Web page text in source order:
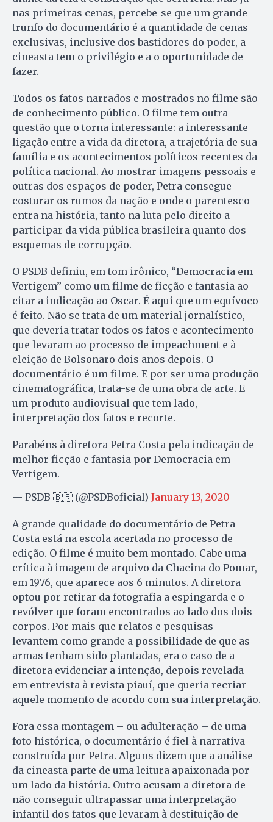
nas primeiras cenas, percebe-se que um grande
trunfo do documentário é a quantidade de cenas
exclusivas, inclusive dos bastidores do poder, a
cineasta tem o privilégio e a o oportunidade de
fazer.
Todos os fatos narrados e mostrados no filme são
de conhecimento público. O filme tem outra
questão que o torna interessante: a interessante
ligação entre a vida da diretora, a trajetória de sua
família e os acontecimentos políticos recentes da
política nacional. Ao mostrar imagens pessoais e
outras dos espaços de poder, Petra consegue
costurar os rumos da nação e onde o parentesco
entra na história, tanto na luta pelo direito a
participar da vida pública brasileira quanto dos
esquemas de corrupção.
O PSDB definiu, em tom irônico, “Democracia em
Vertigem” como um filme de ficção e fantasia ao
citar a indicação ao Oscar. É aqui que um equívoco
é feito. Não se trata de um material jornalístico,
que deveria tratar todos os fatos e acontecimento
que levaram ao processo de impeachment e à
eleição de Bolsonaro dois anos depois. O
documentário é um filme. E por ser uma produção
cinematográfica, trata-se de uma obra de arte. E
um produto audiovisual que tem lado,
interpretação dos fatos e recorte.
Parabéns à diretora Petra Costa pela indicação de
melhor ficção e fantasia por Democracia em
Vertigem.
— PSDB 🇧🇷 (@PSDBoficial) January 13, 2020
A grande qualidade do documentário de Petra
Costa está na escola acertada no processo de
edição. O filme é muito bem montado. Cabe uma
crítica à imagem de arquivo da Chacina do Pomar,
em 1976, que aparece aos 6 minutos. A diretora
optou por retirar da fotografia a espingarda e o
revólver que foram encontrados ao lado dos dois
corpos. Por mais que relatos e pesquisas
levantem como grande a possibilidade de que as
armas tenham sido plantadas, era o caso de a
diretora evidenciar a intenção, depois revelada
em entrevista à revista piauí, que queria recriar
aquele momento de acordo com sua interpretação.
Fora essa montagem – ou adulteração – de uma
foto histórica, o documentário é fiel à narrativa
construída por Petra. Alguns dizem que a análise
da cineasta parte de uma leitura apaixonada por
um lado da história. Outro acusam a diretora de
não conseguir ultrapassar uma interpretação
infantil dos fatos que levaram à destituição de